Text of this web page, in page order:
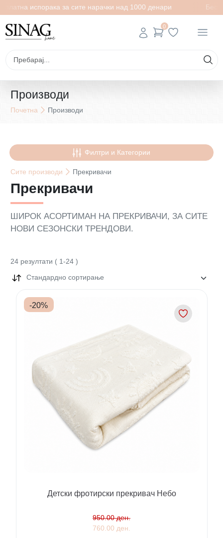
испорака за сите нарачки над 1000 денари Бесплатна
0
Производи
Почетна Производи
Филтри и Категории
Сите производи Прекривачи
Прекривачи
ШИРОК АСОРТИМАН НА ПРЕКРИВАЧИ, ЗА СИТЕ
НОВИ СЕЗОНСКИ ТРЕНДОВИ.
24 резултати ( 1-24 )
Стандардно сортирање
-20%
Детски фротирски прекривач Небо
950.00 ден.
760.00 ден.